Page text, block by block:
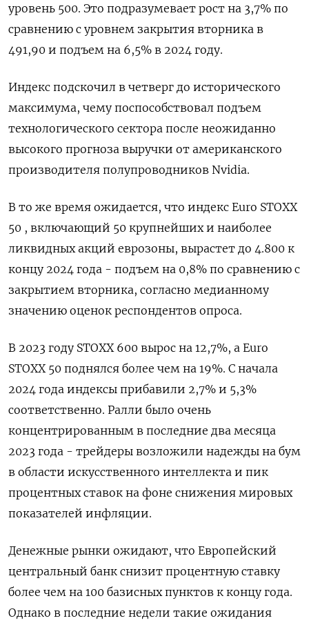
уровень 500. Это подразумевает рост на 3,7% по
сравнению с уровнем закрытия вторника в
491,90 и подъем на 6,5% в 2024 году.
Индекс подскочил в четверг до исторического
максимума, чему поспособствовал подъем
технологического сектора после неожиданно
высокого прогноза выручки от американского
производителя полупроводников Nvidia.
В то же время ожидается, что индекс Euro STOXX
50 , включающий 50 крупнейших и наиболее
ликвидных акций еврозоны, вырастет до 4.800 к
концу 2024 года - подъем на 0,8% по сравнению с
закрытием вторника, согласно медианному
значению оценок респондентов опроса.
В 2023 году STOXX 600 вырос на 12,7%, а Euro
STOXX 50 поднялся более чем на 19%. С начала
2024 года индексы прибавили 2,7% и 5,3%
соответственно. Ралли было очень
концентрированным в последние два месяца
2023 года - трейдеры возложили надежды на бум
в области искусственного интеллекта и пик
процентных ставок на фоне снижения мировых
показателей инфляции.
Денежные рынки ожидают, что Европейский
центральный банк снизит процентную ставку
более чем на 100 базисных пунктов к концу года.
Однако в последние недели такие ожидания